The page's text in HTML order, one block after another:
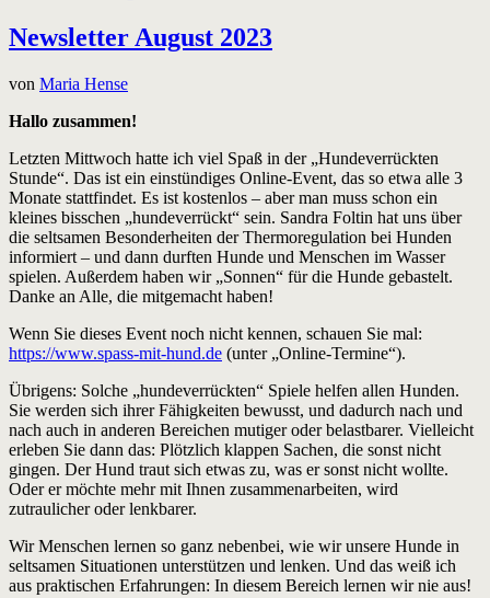
Newsletter August 2023
von Maria Hense
Hallo zusammen!
Letzten Mittwoch hatte ich viel Spaß in der „Hundeverrückten
Stunde“. Das ist ein einstündiges Online-Event, das so etwa alle 3
Monate stattfindet. Es ist kostenlos – aber man muss schon ein
kleines bisschen „hundeverrückt“ sein. Sandra Foltin hat uns über
die seltsamen Besonderheiten der Thermoregulation bei Hunden
informiert – und dann durften Hunde und Menschen im Wasser
spielen. Außerdem haben wir „Sonnen“ für die Hunde gebastelt.
Danke an Alle, die mitgemacht haben!
Wenn Sie dieses Event noch nicht kennen, schauen Sie mal:
https://www.spass-mit-hund.de (unter „Online-Termine“).
Übrigens: Solche „hundeverrückten“ Spiele helfen allen Hunden.
Sie werden sich ihrer Fähigkeiten bewusst, und dadurch nach und
nach auch in anderen Bereichen mutiger oder belastbarer. Vielleicht
erleben Sie dann das: Plötzlich klappen Sachen, die sonst nicht
gingen. Der Hund traut sich etwas zu, was er sonst nicht wollte.
Oder er möchte mehr mit Ihnen zusammenarbeiten, wird
zutraulicher oder lenkbarer.
Wir Menschen lernen so ganz nebenbei, wie wir unsere Hunde in
seltsamen Situationen unterstützen und lenken. Und das weiß ich
aus praktischen Erfahrungen: In diesem Bereich lernen wir nie aus!